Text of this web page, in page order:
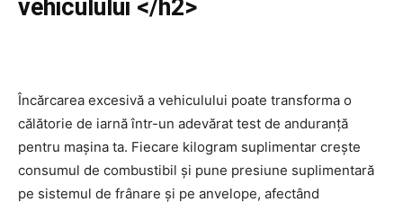
vehiculului </h2>
Încărcarea excesivă a vehiculului poate transforma o
călătorie de iarnă într-un adevărat test de anduranță
pentru mașina ta. Fiecare kilogram suplimentar crește
consumul de combustibil și pune presiune suplimentară
pe sistemul de frânare și pe anvelope, afectând